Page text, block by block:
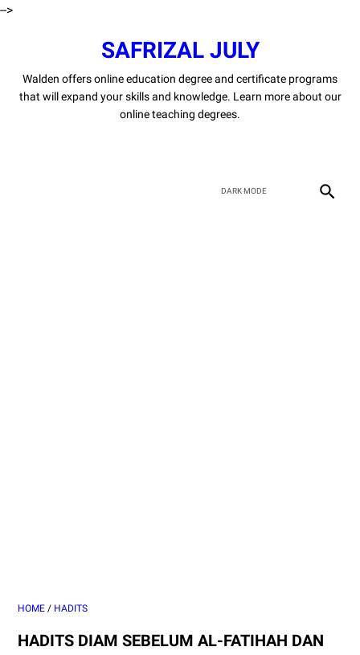
-->
SAFRIZAL JULY
Walden offers online education degree and certificate programs
that will expand your skills and knowledge. Learn more about our
online teaching degrees.
HOME / HADITS
HADITS DIAM SEBELUM AL-FATIHAH DAN